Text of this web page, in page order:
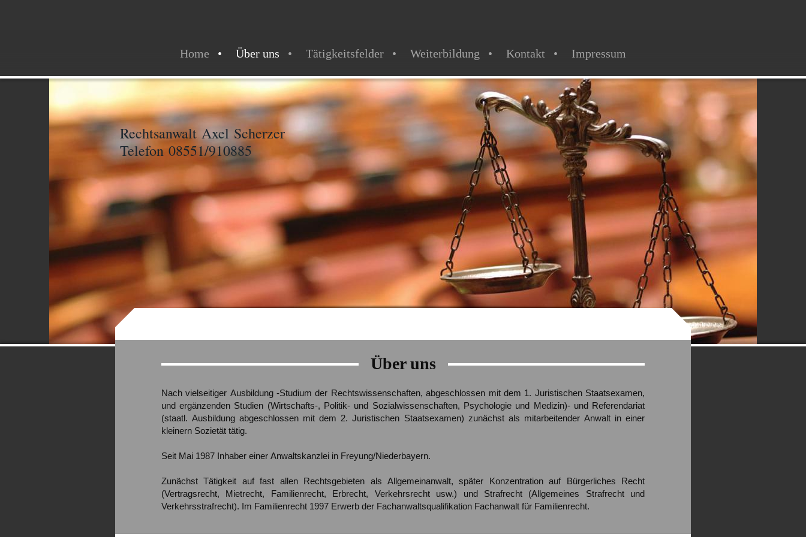
Home Über uns Tätigkeitsfelder Weiterbildung Kontakt Impressum
Rechtsanwalt Axel Scherzer
Telefon 08551/910885
Über uns
Nach vielseitiger Ausbildung -Studium der Rechtswissenschaften, abgeschlossen mit dem 1. Juristischen Staatsexamen,
und ergänzenden Studien (Wirtschafts-, Politik- und Sozialwissenschaften, Psychologie und Medizin)- und
Referendariat
(staatl. Ausbildung abgeschlossen mit dem 2. Juristischen Staatsexamen) zunächst als mitarbeitender Anwalt in einer
kleinern Sozietät tätig.
Seit Mai 1987 Inhaber einer Anwaltskanzlei in Freyung/Niederbayern.
Zunächst Tätigkeit auf fast allen Rechtsgebieten als Allgemeinanwalt, später Konzentration auf Bürgerliches
Recht
(Vertragsrecht,
Mietrecht, Familienrecht, Erbrecht, Verkehrsrecht usw.) und Strafrecht (Allgemeines Strafrecht
und
Verkehrsstrafrecht).
Im Familienrecht 1997 Erwerb der Fachanwaltsqualifikation Fachanwalt für Familienrecht.